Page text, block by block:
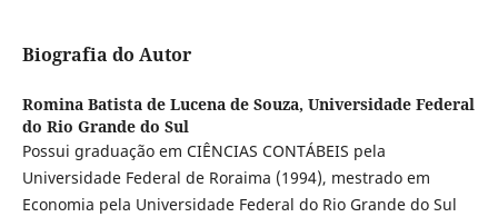
Biografia do Autor
Romina Batista de Lucena de Souza, Universidade Federal
do Rio Grande do Sul
Possui graduação em CIÊNCIAS CONTÁBEIS pela
Universidade Federal de Roraima (1994), mestrado em
Economia pela Universidade Federal do Rio Grande do Sul